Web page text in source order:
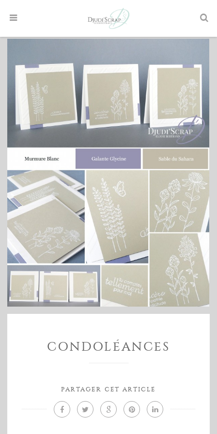
CONDOLÉANCES
PARTAGER CET ARTICLE